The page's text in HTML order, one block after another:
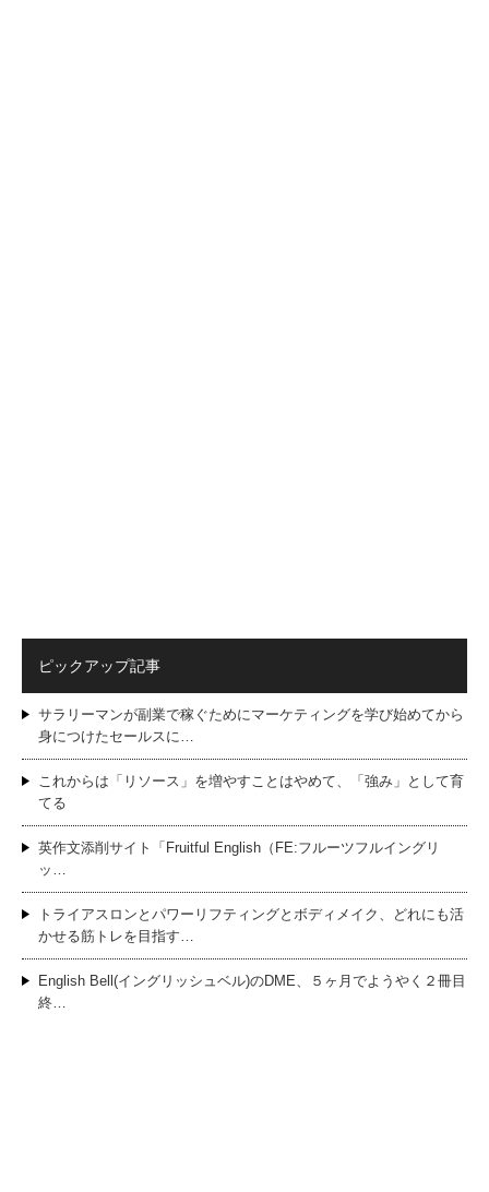
ピックアップ記事
サラリーマンが副業で稼ぐためにマーケティングを学び始めてから
身につけたセールスに…
これからは「リソース」を増やすことはやめて、「強み」として育
てる
英作文添削サイト「Fruitful English（FE:フルーツフルイングリ
ッ…
トライアスロンとパワーリフティングとボディメイク、どれにも活
かせる筋トレを目指す…
English Bell(イングリッシュベル)のDME、５ヶ月でようやく２冊目
終…